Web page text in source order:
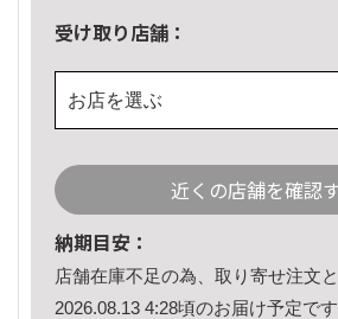
受け取り店舗：
お店を選ぶ
近くの店舗を確認
納期目安：
店舗在庫不足の為、取り寄せ注文と
2026.08.13 4:28頃のお届け予定です